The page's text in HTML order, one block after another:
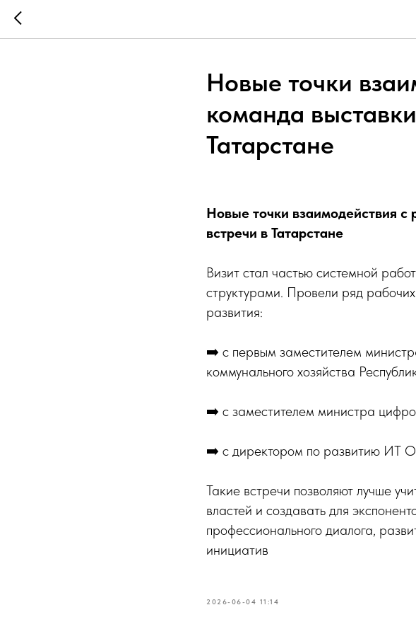
Новые точки
команда
Татарстане
Новые точки взаимодействия
встречи в Татарстане
Визит стал частью системной
структурами. Провели ряд
развития:
➡️ с первым заместителем
коммунального хозяйства
➡️ с заместителем министра
➡️ с директором по развитию ИТ
Такие встречи позволяют лучше
властей и создавать для
профессионального диалога,
инициатив
2026-06-04 11:14